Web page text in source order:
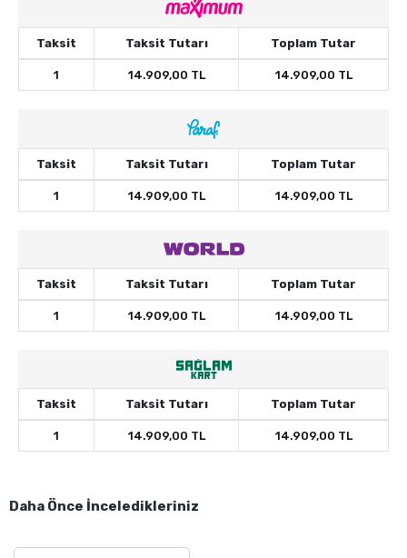
Taksit Taksit Tutarı Toplam Tutar
1 14.909,00 TL 14.909,00 TL
Taksit Taksit Tutarı Toplam Tutar
1 14.909,00 TL 14.909,00 TL
Taksit Taksit Tutarı Toplam Tutar
1 14.909,00 TL 14.909,00 TL
Taksit Taksit Tutarı Toplam Tutar
1 14.909,00 TL 14.909,00 TL
Daha Önce İnceledikleriniz